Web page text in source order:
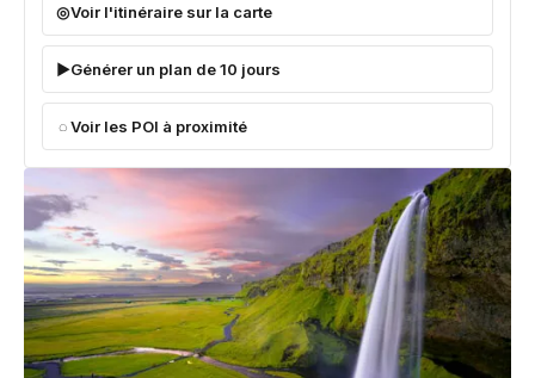
Voir l'itinéraire sur la carte
Générer un plan de 10 jours
Voir les POI à proximité